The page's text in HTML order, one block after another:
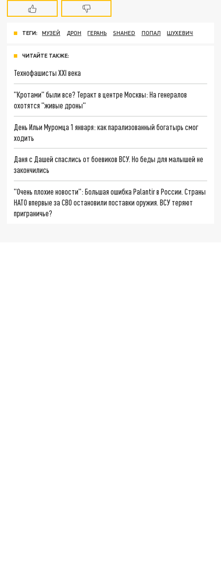
ТЕГИ: МУЗЕЙ ДРОН ГЕРАНЬ SHAHED ПОПАЛ ШУХЕВИЧ
ЧИТАЙТЕ ТАКЖЕ:
Технофашисты XXI века
"Кротами" были все? Теракт в центре Москвы: На генералов
охотятся "живые дроны"
День Ильи Муромца 1 января: как парализованный богатырь смог
ходить
Даня с Дашей спаслись от боевиков ВСУ. Но беды для малышей не
закончились
"Очень плохие новости": Большая ошибка Palantir в России. Страны
НАТО впервые за СВО остановили поставки оружия. ВСУ теряют
приграничье?